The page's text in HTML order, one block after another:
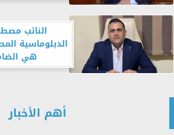
النائب
الدبلوماسية
هي
أهم الأخبار